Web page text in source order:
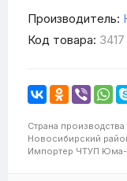
Производитель:
Код товара: 3417
Страна производства
Новосибирский
Импортер ЧТУП Юма-